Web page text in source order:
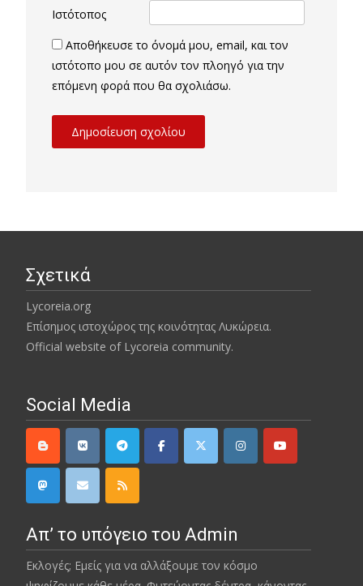
Ιστότοπος
Αποθήκευσε το όνομά μου, email, και τον
ιστότοπο μου σε αυτόν τον πλοηγό για την
επόμενη φορά που θα σχολιάσω.
Σχετικά
Lycoreia.org
Επίσημος ιστοχώρος της κοινότητας Λυκώρεια.
Official website of Lycoreia community.
Social Media
Απ’ το υπόγειο του Admin
Εκλογές; Εμείς για να αλλάξουμε τον κόσμο